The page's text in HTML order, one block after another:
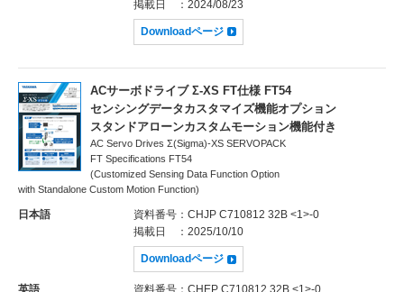
掲載日 ：2024/08/23
Downloadページ
ACサーボドライブ Σ-XS FT仕様 FT54
センシングデータカスタマイズ機能オプション
スタンドアローンカスタムモーション機能付き
AC Servo Drives Σ(Sigma)-XS SERVOPACK
FT Specifications FT54
(Customized Sensing Data Function Option
with Standalone Custom Motion Function)
日本語 資料番号 ：CHJP C710812 32B <1>-0
掲載日
：2025/10/10
Downloadページ